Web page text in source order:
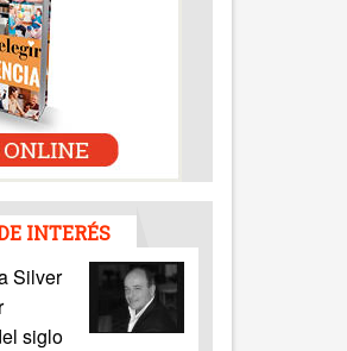
INTERÉS
Silver
siglo